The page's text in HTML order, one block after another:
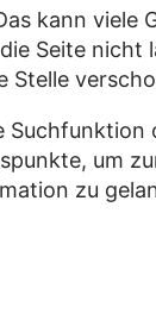
kann viele
Seite nicht
Stelle
Suchfunktion
um
zu